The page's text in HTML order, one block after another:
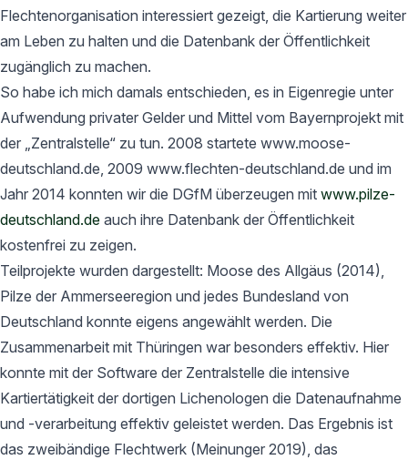
Flechtenorganisation interessiert gezeigt, die Kartierung weiter
am Leben zu halten und die Datenbank der Öffentlichkeit
zugänglich zu machen.
So habe ich mich damals entschieden, es in Eigenregie unter
Aufwendung privater Gelder und Mittel vom Bayernprojekt mit
der „Zentralstelle“ zu tun. 2008 startete www.moose-
deutschland.de, 2009 www.flechten-deutschland.de und im
Jahr 2014 konnten wir die DGfM überzeugen mit www.pilze-
deutschland.de auch ihre Datenbank der Öffentlichkeit
kostenfrei zu zeigen.
Teilprojekte wurden dargestellt: Moose des Allgäus (2014),
Pilze der Ammerseeregion und jedes Bundesland von
Deutschland konnte eigens angewählt werden. Die
Zusammenarbeit mit Thüringen war besonders effektiv. Hier
konnte mit der Software der Zentralstelle die intensive
Kartiertätigkeit der dortigen Lichenologen die Datenaufnahme
und -verarbeitung effektiv geleistet werden. Das Ergebnis ist
das zweibändige Flechtwerk (Meinunger 2019), das